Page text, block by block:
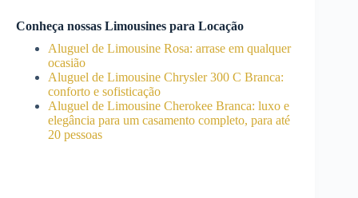
Conheça nossas Limousines para Locação
Aluguel de Limousine Rosa: arrase em qualquer
ocasião
Aluguel de Limousine Chrysler 300 C Branca:
conforto e sofisticação
Aluguel de Limousine Cherokee Branca: luxo e
elegância para um casamento completo, para até
20 pessoas